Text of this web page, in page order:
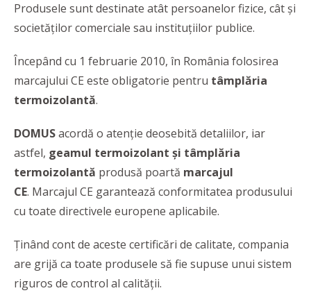
Produsele suntdestinate atât persoanelor fizice, cât și
societăților comerciale sau instituțiilor publice.
Începând cu 1 februarie 2010, în România folosirea
marcajului CE este obligatorie pentru tâmplăria
termoizolantă.
DOMUSacordă o atenție deosebită detaliilor, iar
astfel, geamul termoizolant și tâmplăria
termoizolantă produsă poartă marcajul
CE. Marcajul CE garantează conformitatea produsului
cu toate directivele europene aplicabile.
Ținând cont de aceste certificări de calitate, compania
are grijă ca toate produsele să fie supuse unui sistem
riguros de control al calității.